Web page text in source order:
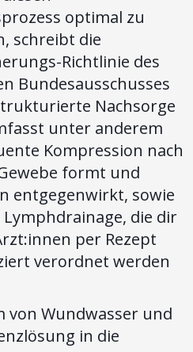
optimal zu
schreibt die
Richtlinie des
Bundesausschusses
Nachsorge
unter anderem
Kompression nach
formt und
entgegenwirkt, sowie
die dir
per Rezept
verordnet werden
von Wundwasser und
in die